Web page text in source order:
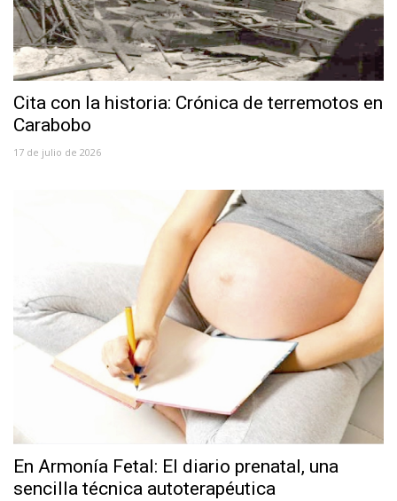
Cita con la historia: Crónica de terremotos en
Carabobo
17 de julio de 2026
En Armonía Fetal: El diario prenatal, una
sencilla técnica autoterapéutica